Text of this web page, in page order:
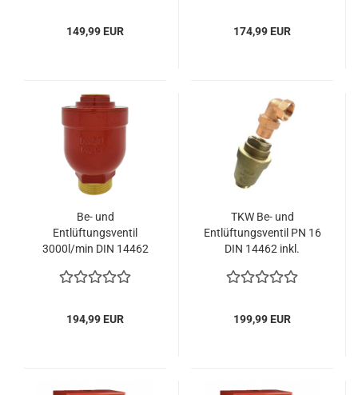
149,99 EUR 174,99 EUR
Be- und
Entlüftungsventil
3000l/min DIN 14462
194,99 EUR
TKW Be- und
Entlüftungsventil PN 16
DIN 14462 inkl.
Zertifikat - 2500l/min
199,99 EUR